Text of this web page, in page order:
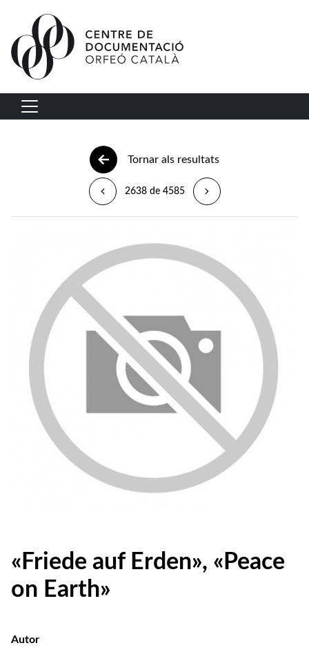
Vés al contingut
Navegació principal
Tornar als resultats
2638 de 4585
«Friede auf Erden», «Peace
on Earth»
Autor